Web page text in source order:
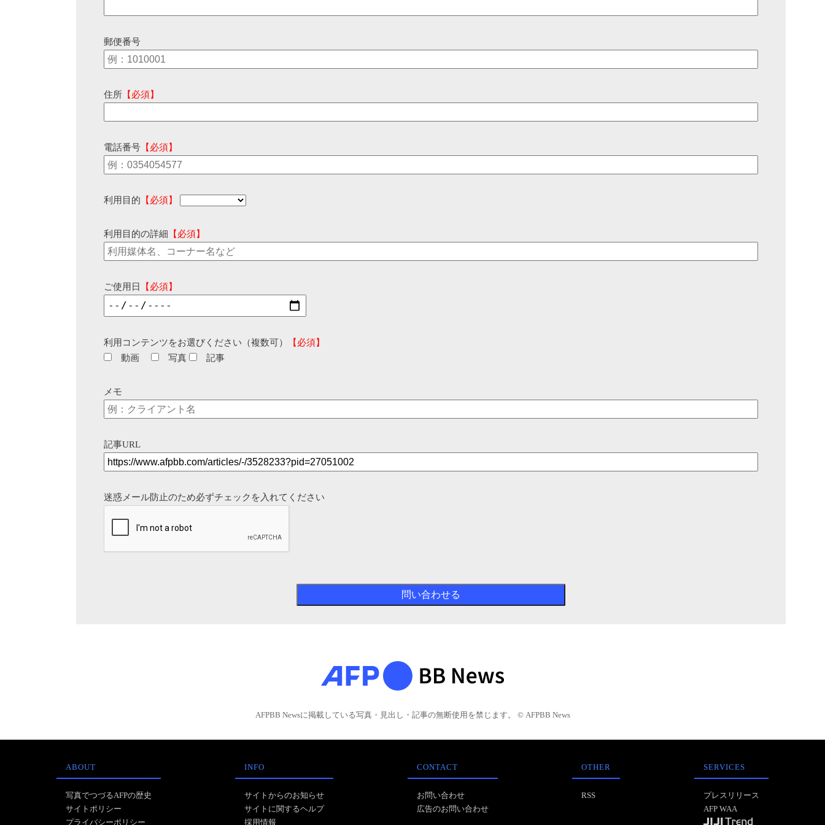
郵便番号
住所 【必須】
電話番号 【必須】
利用目的 【必須】
利用目的の詳細 【必須】
ご使用日 【必須】
利用コンテンツをお選びください（複数可）
【必須】
動画
写真 記事
メモ
記事URL
迷惑メール防止のため必ずチェックを入れてください
AFPBB Newsに掲載している写真・見出し・記事の無断使用を禁じます。 © AFPBB News
ABOUT
写真でつづるAFPの歴史
サイトポリシー
プライバシーポリシー
INFO
サイトからのお知らせ
サイトに関するヘルプ
採用情報
CONTACT
お問い合わせ
広告のお問い合わせ
OTHER
RSS
SERVICES
プレスリリース
AFP WAA